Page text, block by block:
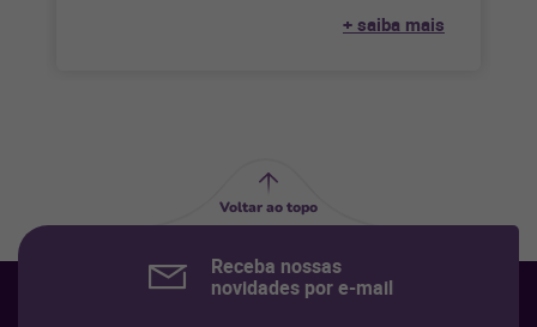
+ saiba mais
Voltar ao topo
Receba nossas
novidades por e-mail